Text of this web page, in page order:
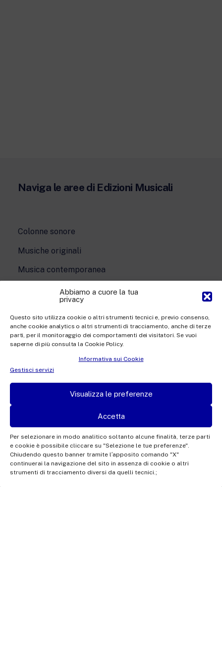
Abbiamo a cuore la tua
privacy
Questo sito utilizza cookie o altri strumenti tecnici e, previo consenso,
anche cookie analytics o altri strumenti di tracciamento, anche di terze
parti, per il monitoraggio dei comportamenti dei visitatori. Se vuoi
saperne di più consulta la Cookie Policy.
Informativa sui Cookie
Gestisci servizi
Visualizza le preferenze
Accetta
Per selezionare in modo analitico soltanto alcune finalità, terze parti
e cookie è possibile cliccare su "Selezione le tue preferenze".
Chiudendo questo banner tramite l′apposito comando "X"
continuerai la navigazione del sito in assenza di cookie o altri
strumenti di tracciamento diversi da quelli tecnici.;
Naviga le aree di Edizioni Musicali
Colonne sonore
Musiche originali
Musica contemporanea
Sede Legale: Via Umberto Novaro, 18 00195 Roma
Capitale sociale €10.320.000,00 i.v. | Responsabile protezione
dati: dporaicom@rai.it | Direzione e coordinamento: Rai –
Radiotelevisione italiana S.p.A.
Ufficio del Registro delle Imprese di Roma | P.iva 12865250158